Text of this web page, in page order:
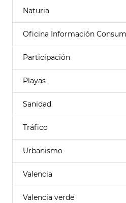
Naturia
Oficina Información
Participación
Playas
Sanidad
Tráfico
Urbanismo
Valencia
Valencia verde